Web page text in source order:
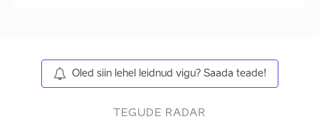
Oled siin lehel leidnud vigu? Saada teade!
TEGUDE RADAR